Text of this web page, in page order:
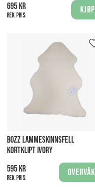
695 kr
Rek. pris:
Kjøp
BOZZ LAMMESKINNSFELL
KORTKLIPT IVORY
595 kr
Rek. pris:
Overvåk